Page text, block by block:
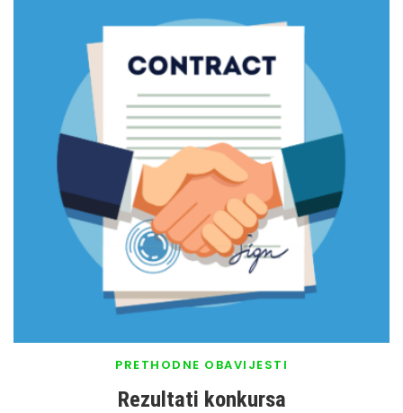
PRETHODNE OBAVIJESTI
Rezultati konkursa